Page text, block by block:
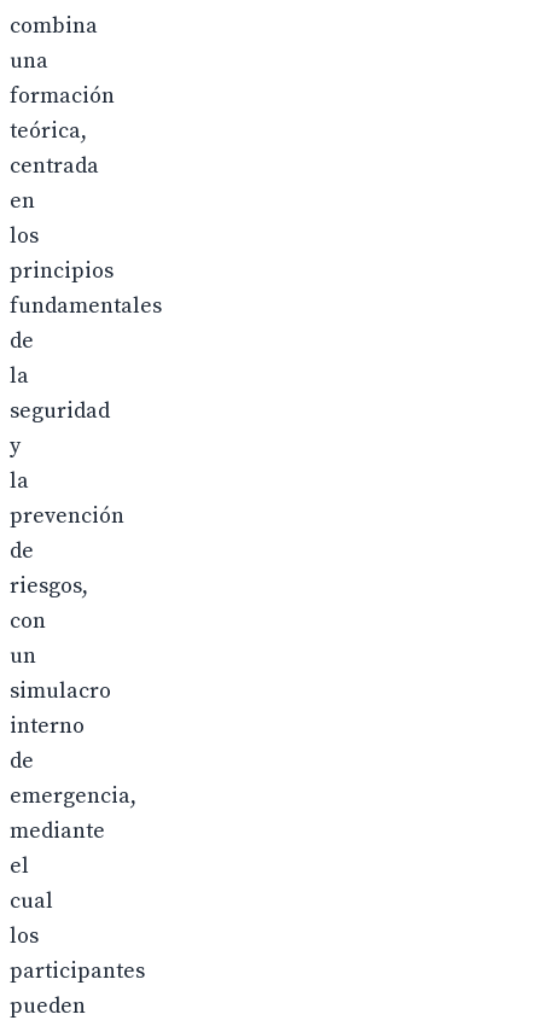
combina
una
formación
teórica,
centrada
en
los
principios
fundamentales
de
la
seguridad
y
la
prevención
de
riesgos,
con
un
simulacro
interno
de
emergencia,
mediante
el
cual
los
participantes
pueden